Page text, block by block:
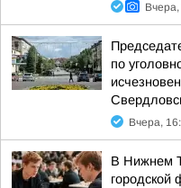
по
Вчера,
В Нижнем